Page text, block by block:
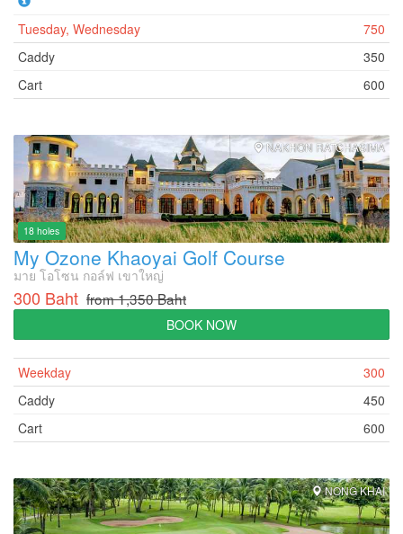
Tuesday, Wednesday
750
Caddy
350
Cart
600
NAKHON RATCHASIMA
18 holes
My Ozone Khaoyai Golf Course
มาย โอโซน กอล์ฟ เขาใหญ่
300 Baht from 1,350 Baht
BOOK NOW
Weekday
300
Caddy
450
Cart
600
NONG KHAI